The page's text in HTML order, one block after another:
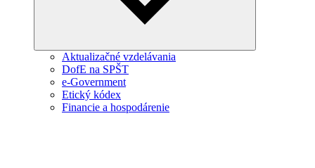
Aktualizačné vzdelávania
DofE na SPŠT
e-Government
Etický kódex
Financie a hospodárenie